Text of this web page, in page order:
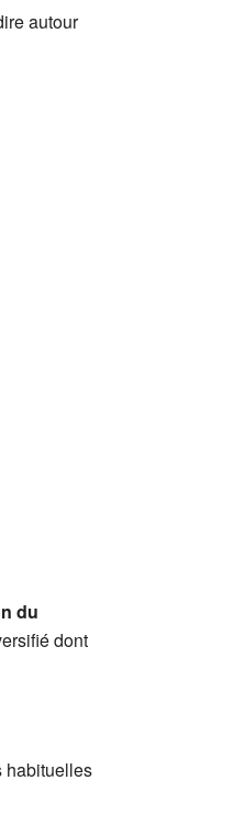
autour
du
dont
habituelles